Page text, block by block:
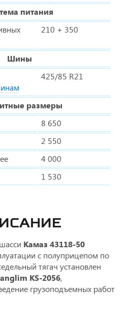
питания
210 + 350
Шины
425/85 R21
размеры
8 650
2 550
4 000
1 530
Камаз 43118-50
с полуприцепом по
тягач установлен
KS-2056,
грузоподъемных работ